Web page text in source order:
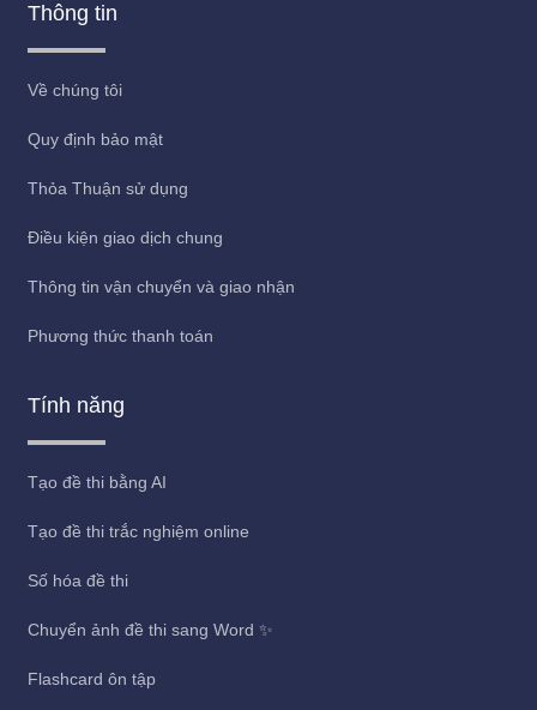
Thông tin
Về chúng tôi
Quy định bảo mật
Thỏa Thuận sử dụng
Điều kiện giao dịch chung
Thông tin vận chuyển và giao nhận
Phương thức thanh toán
Tính năng
Tạo đề thi bằng AI
Tạo đề thi trắc nghiệm online
Số hóa đề thi
Chuyển ảnh đề thi sang Word ✨
Flashcard ôn tập